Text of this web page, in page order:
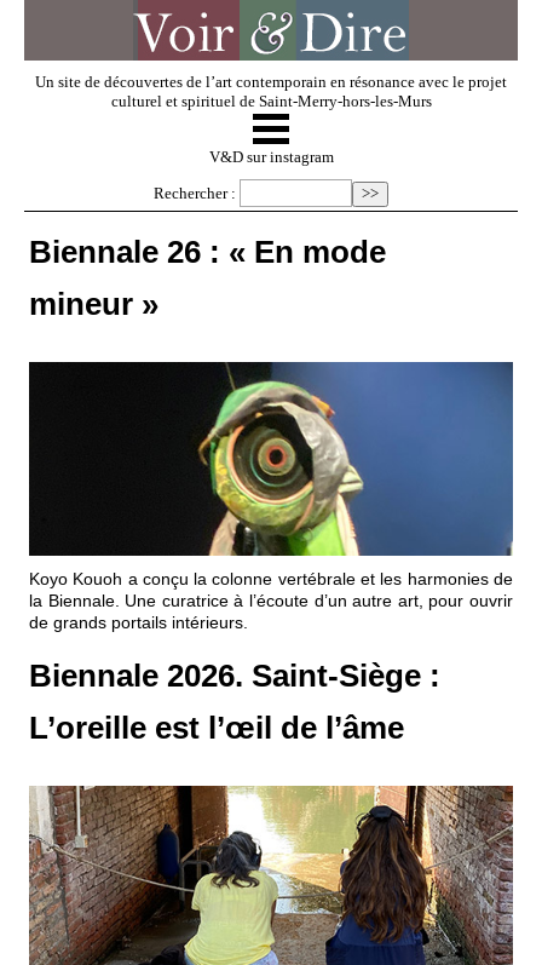
Un site de découvertes de l’art contemporain en résonance avec le projet
culturel et spirituel de Saint-Merry-hors-les-Murs
V & D
Regarder
Dossiers
Événements
Cousinages
☰
V&D sur instagram
Rechercher :
Biennale 26 : « En mode
mineur »
Koyo Kouoh a conçu la colonne vertébrale et les harmonies de
la Biennale. Une curatrice à l’écoute d’un autre art, pour ouvrir
de grands portails intérieurs.
Biennale 2026. Saint-Siège :
L’oreille est l’œil de l’âme